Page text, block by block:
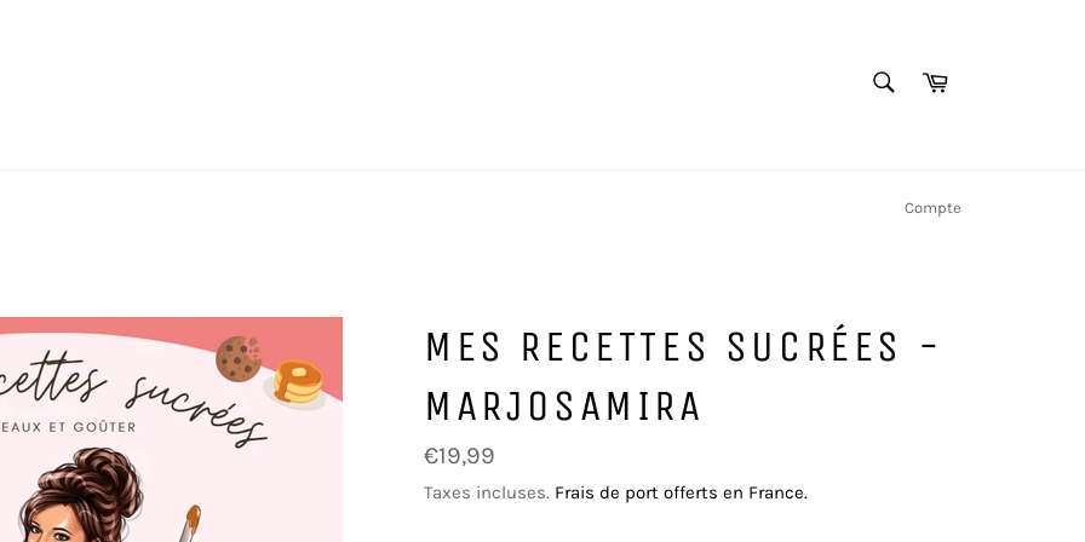
Panier
Compte
MES RECETTES SUCRÉES -
MARJOSAMIRA
Prix
régulier
€19,99
Taxes incluses. Frais de port offerts en France.